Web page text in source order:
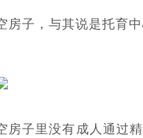
房子，与其说是托育
房子里没有成人通过